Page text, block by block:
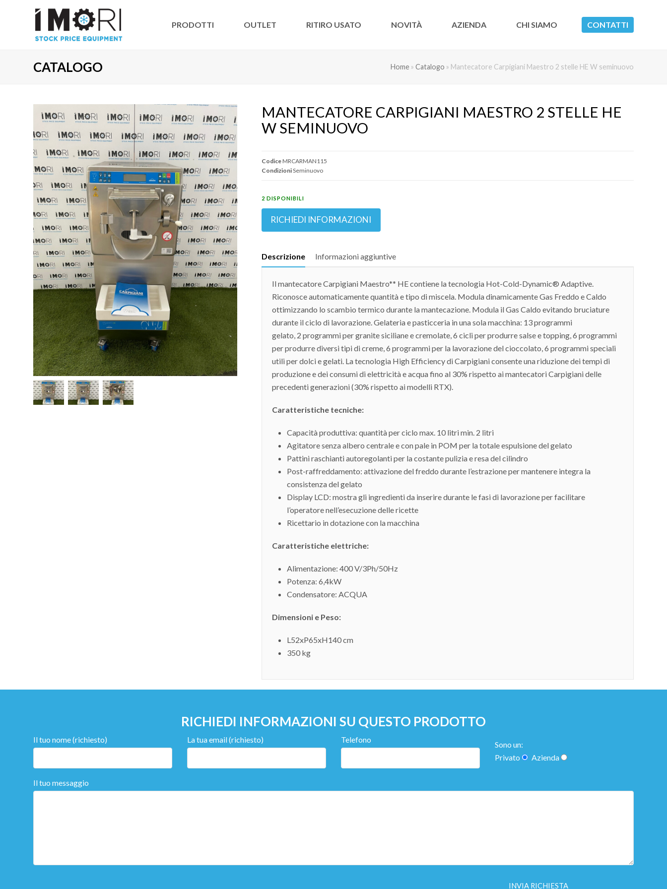
PRODOTTI OUTLET RITIRO USATO NOVITÀ AZIENDA CHI SIAMO CONTATTI
CATALOGO Home» Catalogo » Mantecatore Carpigiani Maestro 2 stelle HE W seminuovo
MANTECATORE CARPIGIANI MAESTRO 2 STELLE HE
W SEMINUOVO
CodiceMRCARMAN115
CondizioniSeminuovo
2 DISPONIBILI
RICHIEDI INFORMAZIONI
Descrizione Informazioni aggiuntive
Il mantecatore Carpigiani Maestro** HE contiene la tecnologia Hot-Cold-Dynamic® Adaptive.
Riconosce automaticamente quantità e tipo di miscela. Modula dinamicamente Gas Freddo e Caldo
ottimizzando lo scambio termico durante la mantecazione. Modula il Gas Caldo evitando bruciature
durante il ciclo di lavorazione. Gelateria e pasticceria in una sola macchina: 13 programmi
gelato, 2 programmi per granite siciliane e cremolate, 6 cicli per produrre salse e topping, 6 programmi
per produrre diversi tipi di creme, 6 programmi per la lavorazione del cioccolato, 6 programmi speciali
utili per dolci e gelati. La tecnologia High Efficiency di Carpigiani consente una riduzione dei tempi di
produzione e dei consumi di elettricità e acqua fino al 30% rispetto ai mantecatori Carpigiani delle
precedenti generazioni (30% rispetto ai modelli RTX).
Caratteristiche tecniche:
Capacità produttiva: quantità per ciclo max. 10 litri min. 2 litri
Agitatore senza albero centrale e con pale in POM per la totale espulsione del gelato
Pattini raschianti autoregolanti per la costante pulizia e resa del cilindro
Post-raffreddamento: attivazione del freddo durante l’estrazione per mantenere integra la
consistenza del gelato
Display LCD: mostra gli ingredienti da inserire durante le fasi di lavorazione per facilitare
l’operatore nell’esecuzione delle ricette
Ricettario in dotazione con la macchina
Caratteristiche elettriche:
Alimentazione: 400 V/3Ph/50Hz
Potenza: 6,4kW
Condensatore: ACQUA
Dimensioni e Peso:
L52xP65xH140 cm
350 kg
RICHIEDI INFORMAZIONI SU QUESTO PRODOTTO
Il tuo nome (richiesto) La tua email (richiesto) Telefono
Sono un:
Privato
Azienda
Il tuo messaggio